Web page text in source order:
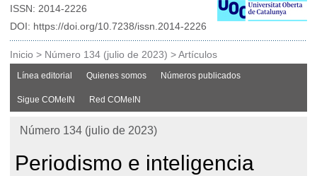
ISSN: 2014-2226
DOI: https://doi.org/10.7238/issn.2014-2226
Inicio > Número 134 (julio de 2023) >Artículos
Línea editorial Quienes somos Números publicados
Sigue COMeIN Red COMeIN
Número 134 (julio de 2023)
Periodismo e inteligencia